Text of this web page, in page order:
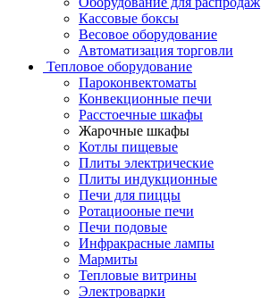
Кассовые боксы
Весовое оборудование
Автоматизация торговли
Тепловое оборудование
Пароконвектоматы
Конвекционные печи
Расстоечные шкафы
Жарочные шкафы
Котлы пищевые
Плиты электрические
Плиты индукционные
Печи для пиццы
Ротациооные печи
Печи подовые
Инфракрасные лампы
Мармиты
Тепловые витрины
Электроварки